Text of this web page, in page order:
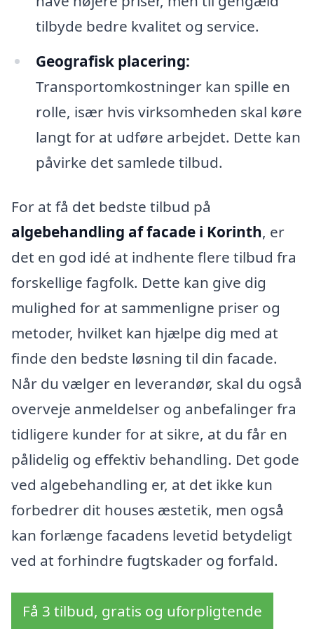
tilbyde bedre kvalitet og service.
Geografisk placering:
Transportomkostninger kan spille en
rolle, især hvis virksomheden skal køre
langt for at udføre arbejdet. Dette kan
påvirke det samlede tilbud.
For at få det bedste tilbud på
algebehandling af facade i Korinth, er
det en god idé at indhente flere tilbud fra
forskellige fagfolk. Dette kan give dig
mulighed for at sammenligne priser og
metoder, hvilket kan hjælpe dig med at
finde den bedste løsning til din facade.
Når du vælger en leverandør, skal du også
overveje anmeldelser og anbefalinger fra
tidligere kunder for at sikre, at du får en
pålidelig og effektiv behandling. Det gode
ved algebehandling er, at det ikke kun
forbedrer dit houses æstetik, men også
kan forlænge facadens levetid betydeligt
ved at forhindre fugtskader og forfald.
Få 3 tilbud, gratis og uforpligtende